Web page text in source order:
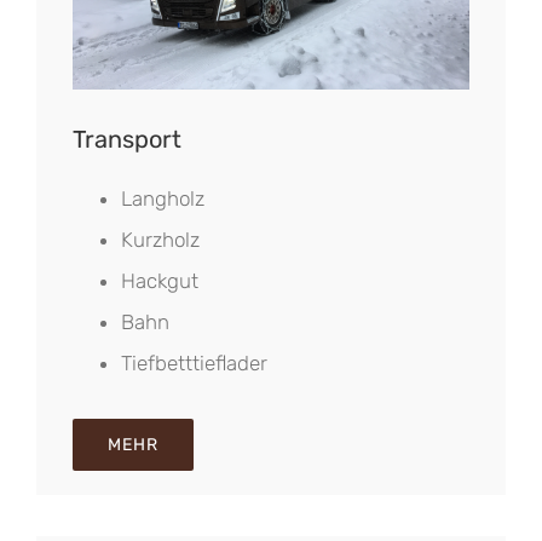
Transport
Langholz
Kurzholz
Hackgut
Bahn
Tiefbetttieflader
MEHR